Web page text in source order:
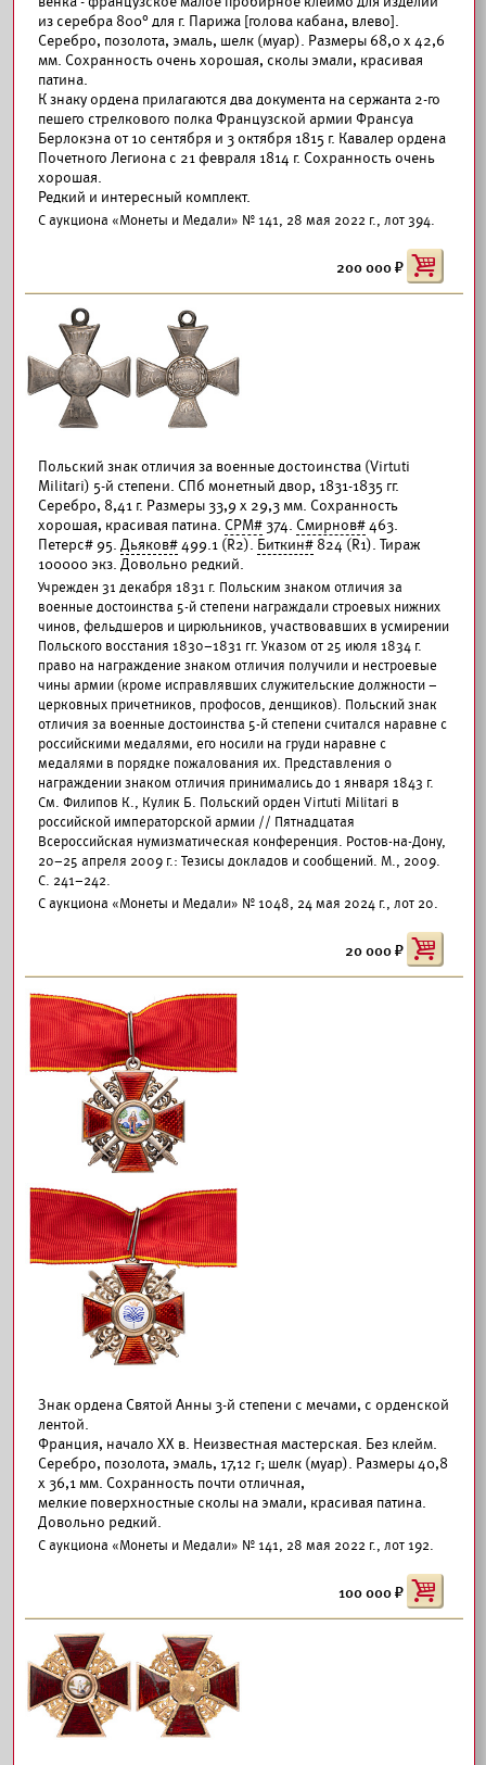
из серебра 800° для г. Парижа [голова кабана, влево].
Серебро, позолота, эмаль, шелк (муар). Размеры 68,0 х 42,6
мм. Сохранность очень хорошая, сколы эмали, красивая
патина.
К знаку ордена прилагаются два документа на сержанта 2-го
пешего стрелкового полка Французской армии Франсуа
Берлокэна от 10 сентября и 3 октября 1815 г. Кавалер ордена
Почетного Легиона с 21 февраля 1814 г. Сохранность очень
хорошая.
Редкий и интересный комплект.
С аукциона «Монеты и Медали» № 141, 28 мая 2022 г., лот 394.
200 000
Польский знак отличия за военные достоинства (Virtuti
Militari) 5-й степени. СПб монетный двор, 1831-1835 гг.
Серебро, 8,41 г. Размеры 33,9 х 29,3 мм. Сохранность
хорошая, красивая патина. СРМ#374. Смирнов#463.
Петерс# 95. Дьяков#499.1 (R2). Биткин# 824 (R1). Тираж
100000 экз. Довольно редкий.
Учрежден 31 декабря 1831 г. Польским знаком отличия за
военные достоинства 5-й степени награждали строевых нижних
чинов, фельдшеров и цирюльников, участвовавших в усмирении
Польского восстания 1830–1831 гг. Указом от 25 июля 1834 г.
право на награждение знаком отличия получили и нестроевые
чины армии (кроме исправлявших служительские должности –
церковных причетников, профосов, денщиков). Польский знак
отличия за военные достоинства 5-й степени считался наравне с
российскими медалями, его носили на груди наравне с
медалями в порядке пожалования их. Представления о
награждении знаком отличия принимались до 1 января 1843 г.
См. Филипов К., Кулик Б. Польский орден Virtuti Militari в
российской императорской армии // Пятнадцатая
Всероссийская нумизматическая конференция. Ростов-на-Дону,
20–25 апреля 2009 г.: Тезисы докладов и сообщений. М., 2009.
С. 241–242.
С аукциона «Монеты и Медали» № 1048, 24 мая 2024 г., лот 20.
20 000
Знак ордена Святой Анны 3-й степени с мечами, с орденской
лентой.
Франция, начало XX в. Неизвестная мастерская. Без клейм.
Серебро, позолота, эмаль, 17,12 г; шелк (муар). Размеры 40,8
х 36,1 мм. Сохранность почти отличная,
мелкие поверхностные сколы на эмали, красивая патина.
Довольно редкий.
С аукциона «Монеты и Медали» № 141, 28 мая 2022 г., лот 192.
100 000